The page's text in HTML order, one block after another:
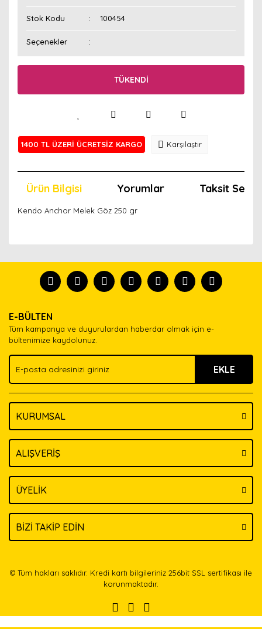
Stok Kodu 100454
Seçenekler
TÜKENDİ
1400 TL ÜZERİ ÜCRETSİZ KARGO Karşılaştır
Ürün Bilgisi Yorumlar Taksit
Kendo Anchor Melek Göz 250 gr
tanısın.
formunu kullanarak tarafımıza iletebilirsiniz.
Görüş ve önerileriniz için teşekkür ederiz.
Ürün açıklamasında eksik bilgiler bulunuyor.
Ürün bilgilerinde hatalar bulunuyor.
Ürün fiyatı diğer sitelerden daha pahalı.
Bu ürüne benzer farklı alternatifler olmalı.
E-BÜLTEN
Tüm kampanya ve duyurulardan haberdar olmak için e-
bültenimize kaydolunuz.
EKLE
KURUMSAL
ALIŞVERİŞ
ÜYELİK
BİZİ TAKİP EDİN
© Tüm hakları saklıdır. Kredi kartı bilgileriniz 256bit SSL sertifikası ile
korunmaktadır.